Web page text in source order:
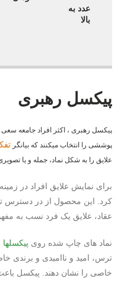
عدد به
بالا
پیکسل رهبری
پیکسل رهبری ، اکثر افراد جامعه سعی
پوششی را انتخاب میکنند که بیانگر
علایق را به شکل نماد، جمله و یا
برای نمایش علایق افراد در
کرد. این محصول از در دسترس
عقاد، علایق یک فرد نسب به
نماد های چاپ شده روی پیکسلها
ترس، امید و ناامیدی و
خاصی را نشان دهند. پیکسل